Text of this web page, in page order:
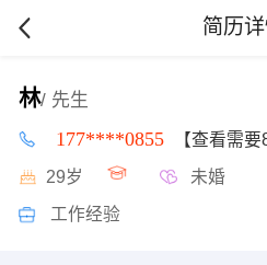
简历
林/ 先生
177****0855 【查看需要
29岁 未婚
工作经验